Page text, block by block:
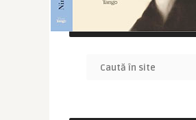
CAUTĂ ÎN SITE